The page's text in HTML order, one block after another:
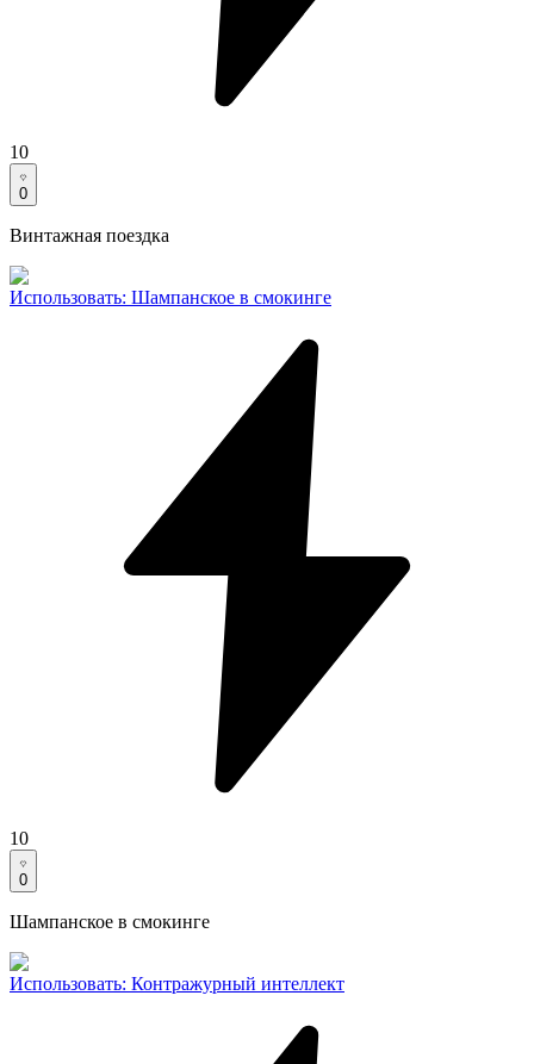
10
0
Винтажная поездка
Использовать: Шампанское в смокинге
10
0
Шампанское в смокинге
Использовать: Контражурный интеллект